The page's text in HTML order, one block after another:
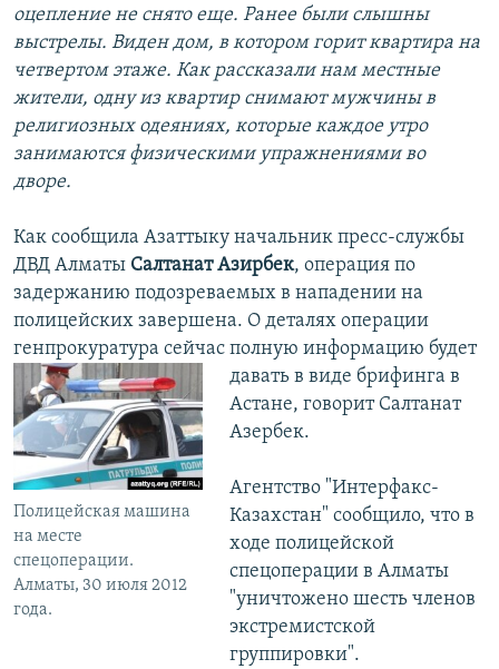
оцепление не снято еще. Ранее были слышны
выстрелы. Виден дом, в котором горит квартира на
четвертом этаже. Как рассказали нам местные
жители, одну из квартир снимают мужчины в
религиозных одеяниях, которые каждое утро
занимаются физическими упражнениями во
дворе.
Как сообщила Азаттыку начальник пресс-службы
ДВД Алматы Салтанат Азирбек, операция по
задержанию подозреваемых в нападении на
полицейских завершена. О деталях операции
генпрокуратура сейчас полную информацию будет
давать в виде
Полицейская машина
на месте
спецоперации.
Алматы, 30 июля 2012
года.
брифинга в
Астане, говорит Салтанат
Азербек.
Агентство "Интерфакс-
Казахстан" сообщило, что в
ходе полицейской
спецоперации в Алматы
"уничтожено шесть членов
экстремистской
группировки".